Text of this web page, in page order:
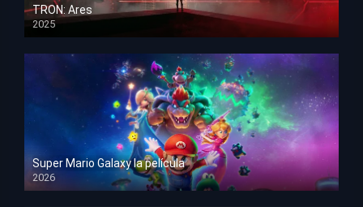
TRON: Ares
2025
HD 1080p
Super Mario Galaxy la película
2026
HD 1080p